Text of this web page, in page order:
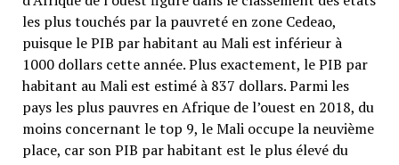
les plus touchés par la pauvreté en zone Cedeao,
puisque le PIB par habitant au Mali est inférieur à
1000 dollars cette année. Plus exactement, le PIB par
habitant au Mali est estimé à 837 dollars. Parmi les
pays les plus pauvres en Afrique de l’ouest en 2018, du
moins concernant le top 9, le Mali occupe la neuvième
place, car son PIB par habitant est le plus élevé du